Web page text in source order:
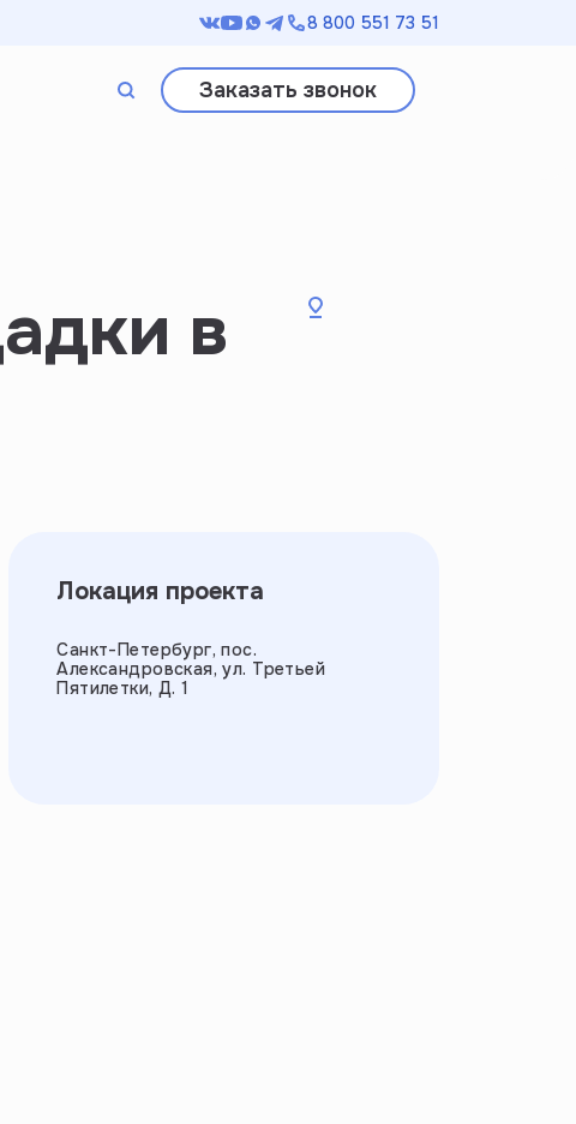
8 800 551 73 51
Поиск Заказать звонок
в
Локация проекта
Санкт-Петербург, пос.
Александровская, ул. Третьей
Пятилетки, Д. 1